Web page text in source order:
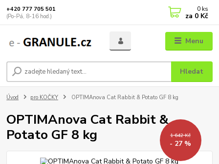
Menu
Hledat
+420 777 705 501
(Po-Pá, 8-16 hod.)
0 ks
za 0 Kč
Úvod pro KOČKY OPTIMAnova Cat Rabbit & Potato GF 8 kg
OPTIMAnova Cat Rabbit &
Potato GF 8 kg
1 642 Kč
- 27 %